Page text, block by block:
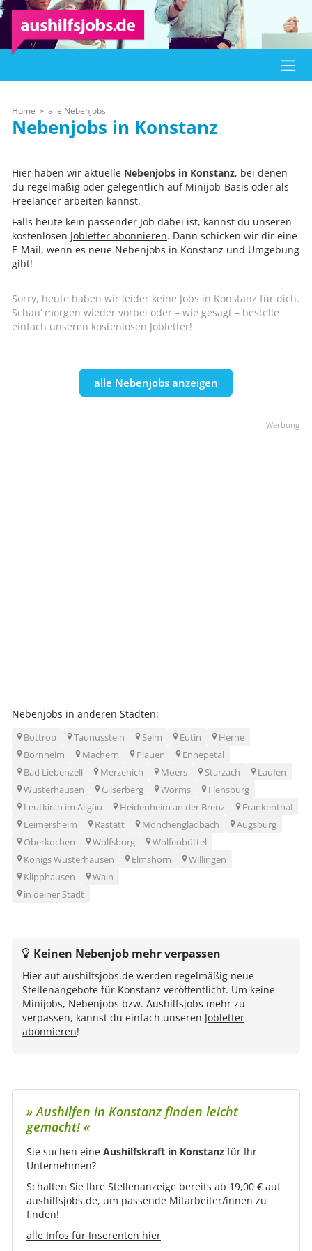
Home alle Nebenjobs
Konstanz
Hier haben wir aktuelle Nebenjobs in Konstanz, bei denen
du regelmäßig oder gelegentlich auf Minijob-Basis oder als
Freelancer arbeiten kannst.
Falls heute kein passender Job dabei ist, kannst du unseren
kostenlosen Jobletter abonnieren. Dann schicken wir dir eine
E-Mail, wenn es neue Nebenjobs in Konstanz und Umgebung
gibt!
Sorry, heute haben wir leider keine Jobs in Konstanz für dich.
Schau‘ morgen wieder vorbei oder – wie gesagt – bestelle
einfach unseren kostenlosen Jobletter!
alle Nebenjobs anzeigen
Nebenjobs in anderen Städten:
Bottrop Taunusstein Selm Eutin
Herne
Bornheim
Machern Plauen
Ennepetal
Bad Liebenzell
Merzenich Moers Starzach
Laufen
Wusterhausen
Gilserberg Worms
Flensburg
Leutkirch im Allgäu
Heidenheim an der Brenz
Frankenthal
Leimersheim
Rastatt Mönchengladbach
Augsburg
Oberkochen
Wolfsburg
Wolfenbüttel
Königs Wusterhausen
Elmshorn
Willingen
Klipphausen
Wain
in deiner Stadt
Keinen Nebenjob mehr verpassen
Hier auf aushilfsjobs.de werden regelmäßig neue
Stellenangebote für Konstanz veröffentlicht. Um keine
Minijobs, Nebenjobs bzw. Aushilfsjobs mehr zu
verpassen, kannst du einfach unseren Jobletter
abonnieren!
» Aushilfen in Konstanz finden leicht
gemacht! «
Sie suchen eine Aushilfskraft in Konstanz für Ihr
Unternehmen?
Schalten Sie Ihre Stellenanzeige bereits ab 19,00 € auf
aushilfsjobs.de, um passende Mitarbeiter/innen zu
finden!
alle Infos für Inserenten hier